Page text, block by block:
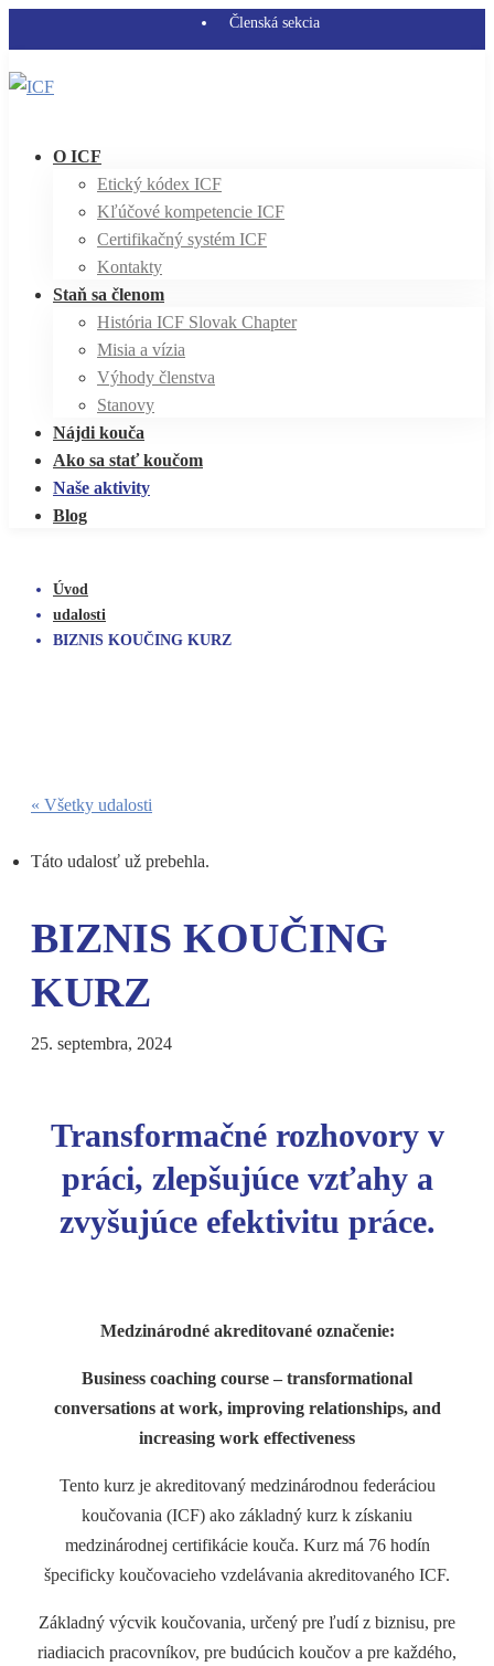
Členská sekcia
O ICF
Etický kódex ICF
Kľúčové kompetencie ICF
Certifikačný systém ICF
Kontakty
Staň sa členom
História ICF Slovak Chapter
Misia a vízia
Výhody členstva
Stanovy
Nájdi kouča
Ako sa stať koučom
Naše aktivity
Blog
Úvod
udalosti
BIZNIS KOUČING KURZ
« Všetky udalosti
Táto udalosť už prebehla.
BIZNIS KOUČING
KURZ
25. septembra, 2024
Transformačné rozhovory v
práci, zlepšujúce vzťahy a
zvyšujúce efektivitu práce.
Medzinárodné akreditované označenie:
Business coaching course – transformational
conversations at work, improving relationships, and
increasing work effectiveness
Tento kurz je akreditovaný medzinárodnou federáciou
koučovania (ICF) ako základný kurz k získaniu
medzinárodnej certifikácie kouča. Kurz má 76 hodín
špecificky koučovacieho vzdelávania akreditovaného ICF.
Základný výcvik koučovania, určený pre ľudí z biznisu, pre
riadiacich pracovníkov, pre budúcich koučov a pre každého,